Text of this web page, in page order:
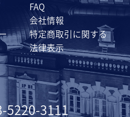
FAQ
会社情報
特定商取引に関する
法律表示
5220-3111